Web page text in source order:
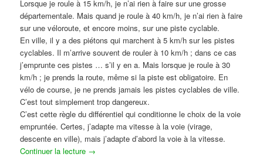
Lorsque je roule à 15 km/h, je n’ai rien à faire sur une grosse
départementale. Mais quand je roule à 40 km/h, je n’ai rien à faire
sur une véloroute, et encore moins, sur une piste cyclable.
En ville, il y a des piétons qui marchent à 5 km/h sur les pistes
cyclables. Il m’arrive souvent de rouler à 10 km/h ; dans ce cas
j’emprunte ces pistes … s’il y en a. Mais lorsque je roule à 30
km/h ; je prends la route, même si la piste est obligatoire. En
vélo de course, je ne prends jamais les pistes cyclables de ville.
C’est tout simplement trop dangereux.
C’est cette règle du différentiel qui conditionne le choix de la voie
empruntée. Certes, j’adapte ma vitesse à la voie (virage,
descente en ville), mais j’adapte d’abord la voie à la vitesse.
Continuer la lecture →